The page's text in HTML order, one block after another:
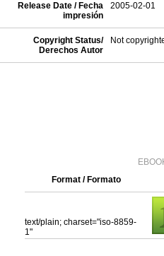
Release Date / Fecha
impresión
2005-02-01
Copyright Status/
Derechos Autor
Not
Format / Formato
text/plain; charset="iso-8859-
1"